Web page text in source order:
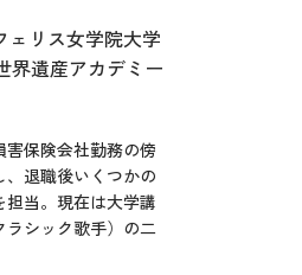
ェリス女学院大学
界遺産アカデミー
保険会社勤務の傍
、退職後いくつかの
当。現在は大学講
ラシック歌手）の二